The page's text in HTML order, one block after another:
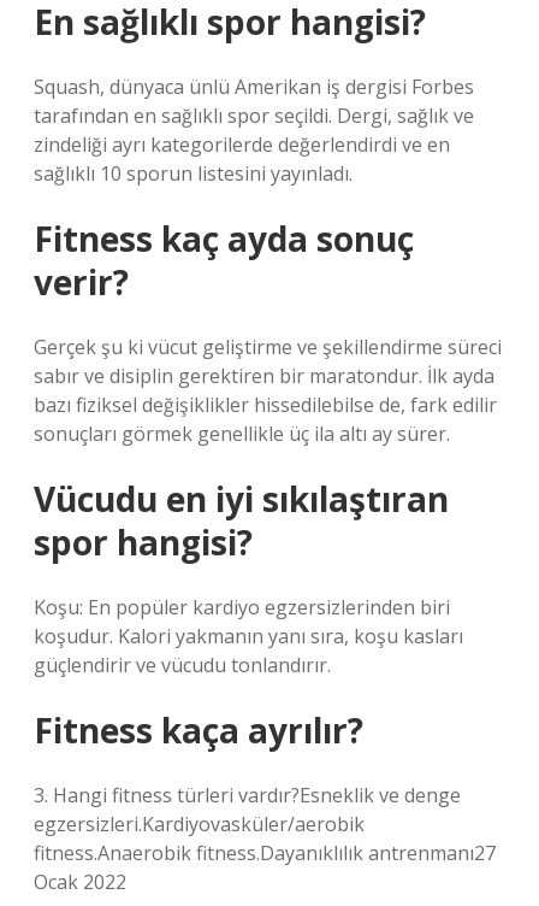
En sağlıklı spor hangisi?
Squash, dünyaca ünlü Amerikan iş dergisi Forbes
tarafından en sağlıklı spor seçildi. Dergi, sağlık ve
zindeliği ayrı kategorilerde değerlendirdi ve en
sağlıklı 10 sporun listesini yayınladı.
Fitness kaç ayda sonuç
verir?
Gerçek şu ki vücut geliştirme ve şekillendirme süreci
sabır ve disiplin gerektiren bir maratondur. İlk ayda
bazı fiziksel değişiklikler hissedilebilse de, fark edilir
sonuçları görmek genellikle üç ila altı ay sürer.
Vücudu en iyi sıkılaştıran
spor hangisi?
Koşu: En popüler kardiyo egzersizlerinden biri
koşudur. Kalori yakmanın yanı sıra, koşu kasları
güçlendirir ve vücudu tonlandırır.
Fitness kaça ayrılır?
3. Hangi fitness türleri vardır?Esneklik ve denge
egzersizleri.Kardiyovasküler/aerobik
fitness.Anaerobik fitness.Dayanıklılık antrenmanı27
Ocak 2022